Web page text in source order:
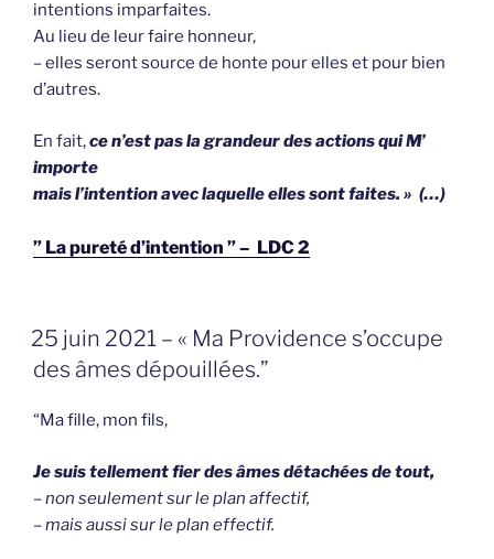
intentions imparfaites.
Au lieu de leur faire honneur,
– elles seront source de honte pour elles et pour bien
d’autres.
En fait,ce n’est pas la grandeur des actions qui M’
importe
mais l’intention avec laquelle elles sont faites. » (…)
” La pureté d’intention ” – LDC 2
GEPLAATST
OP
25 juin 2021 – « Ma Providence s’occupe
des âmes dépouillées.”
“Ma fille, mon fils,
Je suis tellement fier des âmes détachées de tout,
– non seulement sur le plan affectif,
– mais aussi sur le plan effectif.